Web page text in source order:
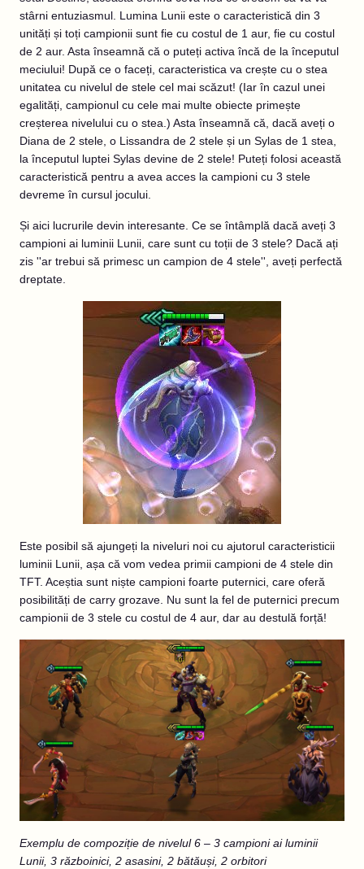
stârni entuziasmul. Lumina Lunii este o caracteristică din 3
unități și toți campionii sunt fie cu costul de 1 aur, fie cu costul
de 2 aur. Asta înseamnă că o puteți activa încă de la începutul
meciului! După ce o faceți, caracteristica va crește cu o stea
unitatea cu nivelul de stele cel mai scăzut! (Iar în cazul unei
egalități, campionul cu cele mai multe obiecte primește
creșterea nivelului cu o stea.) Asta înseamnă că, dacă aveți o
Diana de 2 stele, o Lissandra de 2 stele și un Sylas de 1 stea,
la începutul luptei Sylas devine de 2 stele! Puteți folosi această
caracteristică pentru a avea acces la campioni cu 3 stele
devreme în cursul jocului.
Și aici lucrurile devin interesante. Ce se întâmplă dacă aveți 3
campioni ai luminii Lunii, care sunt cu toții de 3 stele? Dacă ați
zis ''ar trebui să primesc un campion de 4 stele'', aveți perfectă
dreptate.
Este posibil să ajungeți la niveluri noi cu ajutorul caracteristicii
luminii Lunii, așa că vom vedea primii campioni de 4 stele din
TFT. Aceștia sunt niște campioni foarte puternici, care oferă
posibilități de carry grozave. Nu sunt la fel de puternici precum
campionii de 3 stele cu costul de 4 aur, dar au destulă forță!
Exemplu de compoziție de nivelul 6 – 3 campioni ai luminii
Lunii, 3 războinici, 2 asasini, 2 bătăuși, 2 orbitori